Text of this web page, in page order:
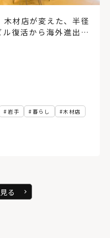
ト 蔦屋書店
木材店が変えた、半径
復活から海外進出ま
岩手 暮らし 木材店
る